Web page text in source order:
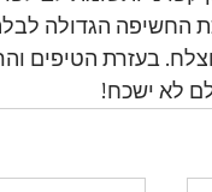
החשיפה הגדולה
בעזרת הטיפים